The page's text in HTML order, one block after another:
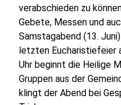
verabschieden zu
Gebete, Messen und
Samstagabend (13.
letzten Eucharistiefeier
Uhr beginnt die Heilige
Gruppen aus der
klingt der Abend bei